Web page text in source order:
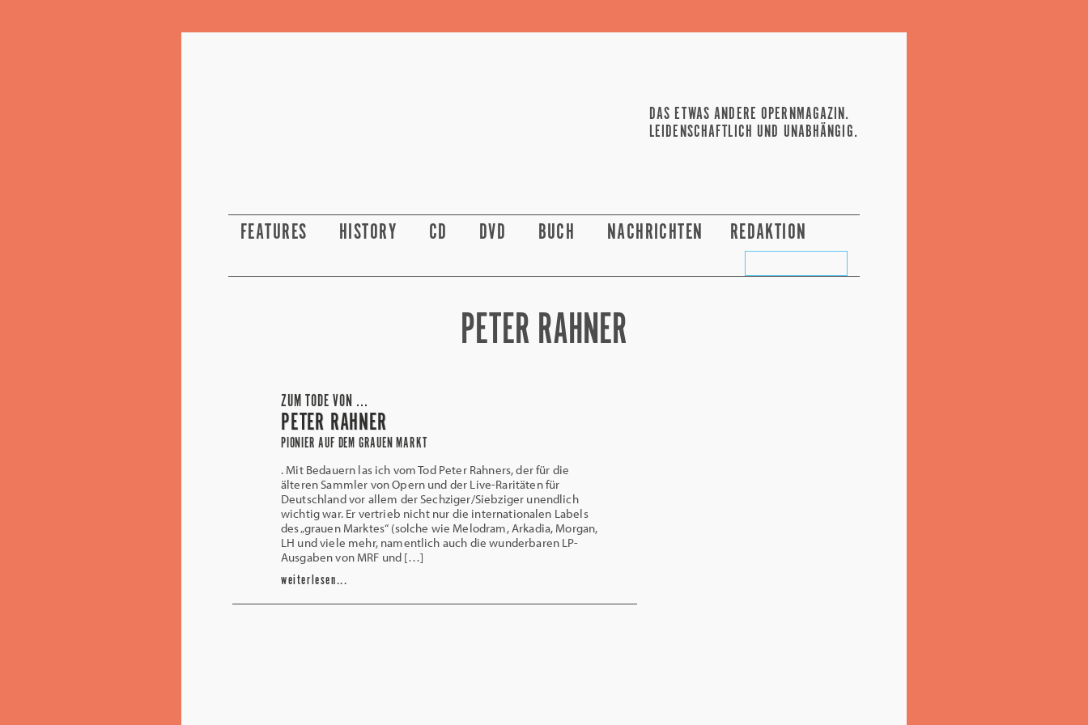
DAS ETWAS ANDERE OPERNMAGAZIN.
LEIDENSCHAFTLICH UND UNABHÄNGIG.
FEATURES HISTORY CD DVD BUCH NACHRICHTEN REDAKTION
PETER RAHNER
ZUM TODE VON ...
PETER RAHNER
PIONIER AUF DEM GRAUEN MARKT
. Mit Bedauern las ich vom Tod Peter Rahners, der für die
älteren Sammler von Opern und der Live-Raritäten für
Deutschland vor allem der Sechziger/Siebziger unendlich
wichtig war. Er vertrieb nicht nur die internationalen Labels
des „grauen Marktes“ (solche wie Melodram, Arkadia, Morgan,
LH und viele mehr, namentlich auch die wunderbaren LP-
Ausgaben von MRF und […]
weiterlesen...